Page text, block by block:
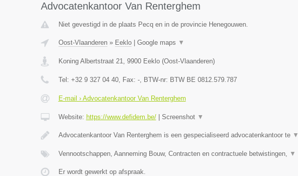
Advocatenkantoor Van Renterghem
Niet gevestigd in de plaats Pecq en in de provincie Henegouwen.
Oost-Vlaanderen» Eeklo| Google maps ▼
Koning Albertstraat 21, 9900 Eeklo(Oost-Vlaanderen)
Tel: +32 9 327 04 40, Fax: -, BTW-nr: BTW BE 0812.579.787
E-mail › Advocatenkantoor Van Renterghem
Website: https://www.defidem.be/| Screenshot ▼
Advocatenkantoor Van Renterghem is een gespecialiseerd advocatenkantoor te ▼
Vennootschappen, Aanneming Bouw, Contracten en contractuele betwistingen, ▼
Er wordt gewerkt op afspraak.